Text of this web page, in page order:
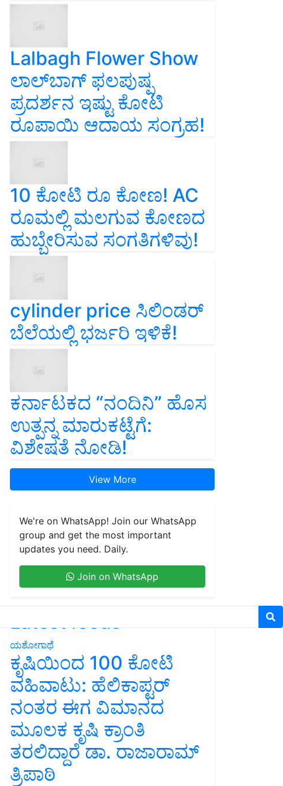
Lalbagh Flower Show
ಲಾಲ್‌ಬಾಗ್ ಫಲಪುಷ್ಪ
ಪ್ರದರ್ಶನ ಇಷ್ಟು ಕೋಟಿ
ರೂಪಾಯಿ ಆದಾಯ ಸಂಗ್ರಹ!
10 ಕೋಟಿ ರೂ ಕೋಣ! AC
ರೂಮಲ್ಲಿ ಮಲಗುವ ಕೋಣದ
ಹುಬ್ಬೇರಿಸುವ ಸಂಗತಿಗಳಿವು!
cylinder price ಸಿಲಿಂಡರ್‌
ಬೆಲೆಯಲ್ಲಿ ಭರ್ಜರಿ ಇಳಿಕೆ!
ಕರ್ನಾಟಕದ “ನಂದಿನಿ” ಹೊಸ
ಉತ್ಪನ್ನ ಮಾರುಕಟ್ಟೆಗೆ:
ವಿಶೇಷತೆ ನೋಡಿ!
View More
We're on WhatsApp! Join our WhatsApp
group and get the most important
updates you need. Daily.
Join on WhatsApp
Latest feeds
ಯಶೋಗಾಥೆ
ಕೃಷಿಯಿಂದ 100 ಕೋಟಿ
ವಹಿವಾಟು: ಹೆಲಿಕಾಪ್ಟರ್
ನಂತರ ಈಗ ವಿಮಾನದ
ಮೂಲಕ ಕೃಷಿ ಕ್ರಾಂತಿ
ತರಲಿದ್ದಾರೆ ಡಾ. ರಾಜಾರಾಮ್
ತ್ರಿಪಾಠಿ